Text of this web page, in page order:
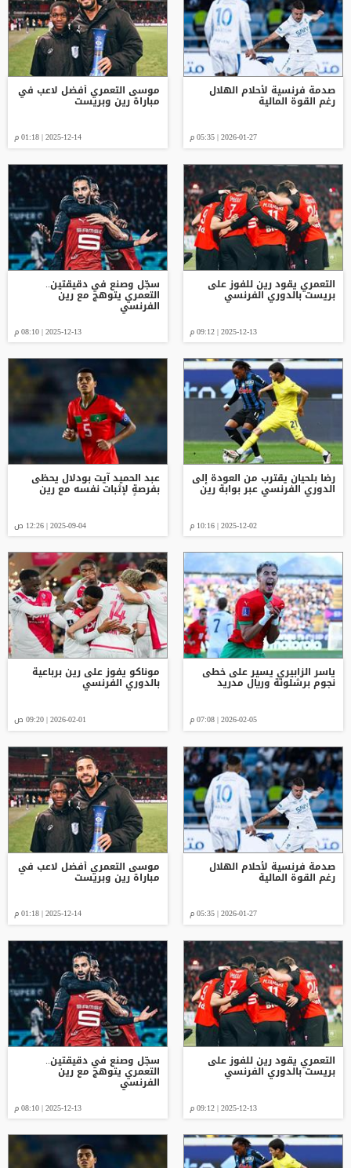
صدمة فرنسية لأحلام الهلال
رغم القوة المالية
2026-01-27 | 05:35 م
موسى التعمري أفضل لاعب في
مباراة رين وبريست
2025-12-14 | 01:18 م
التعمري يقود رين للفوز على
بريست بالدوري الفرنسي
2025-12-13 | 09:12 م
سجّل وصنع في دقيقتين..
التعمري يتوهج مع رين
الفرنسي
2025-12-13 | 08:10 م
رضا بلحيان يقترب من العودة إلى
الدوري الفرنسي عبر بوابة رين
2025-12-02 | 10:16 م
عبد الحميد آيت بودلال يحظى
بفرصةٍ لإثبات نفسه مع رين
2025-09-04 | 12:26 ص
ياسر الزابيري يسير على خطى
نجوم برشلونة وريال مدريد
2026-02-05 | 07:08 م
موناكو يفوز على رين برباعية
بالدوري الفرنسي
2026-02-01 | 09:20 ص
صدمة فرنسية لأحلام الهلال
رغم القوة المالية
2026-01-27 | 05:35 م
موسى التعمري أفضل لاعب في
مباراة رين وبريست
2025-12-14 | 01:18 م
التعمري يقود رين للفوز على
بريست بالدوري الفرنسي
2025-12-13 | 09:12 م
سجّل وصنع في دقيقتين..
التعمري يتوهج مع رين
الفرنسي
2025-12-13 | 08:10 م